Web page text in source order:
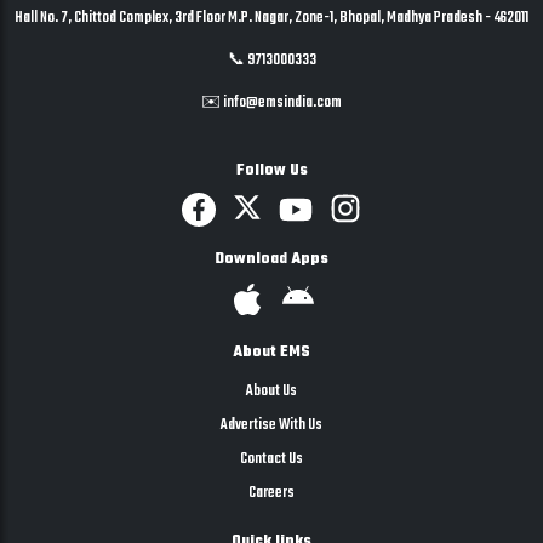
Hall No. 7, Chittod Complex, 3rd Floor M.P. Nagar, Zone-1, Bhopal, Madhya Pradesh - 462011
📞 9713000333
✉️ info@emsindia.com
Follow Us
Download Apps
About EMS
About Us
Advertise With Us
Contact Us
Careers